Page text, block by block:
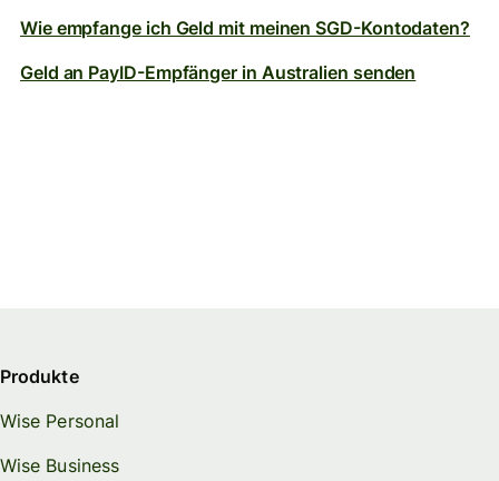
Wie empfange ich Geld mit meinen SGD-Kontodaten?
Geld an PayID-Empfänger in Australien senden
Produkte
Wise Personal
Wise Business